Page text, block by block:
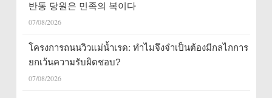
반동 당원은 민족의 복이다
07/08/2026
โครงการถนนวิวแม่น้ำเรด: ทำไมจึงจำเป็นต้องมีกลไกการ
ยกเว้นความรับผิดชอบ?
07/08/2026